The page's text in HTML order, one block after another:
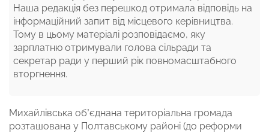
Наша редакція без перешкод отримала відповідь на
інформаційний запит від місцевого керівництва.
Тому в цьому матеріалі розповідаємо, яку
зарплатню отримували голова сільради та
секретар ради у перший рік повномасштабного
вторгнення.
Михайлівська об’єднана територіальна громада
розташована у Полтавському районі (до реформи